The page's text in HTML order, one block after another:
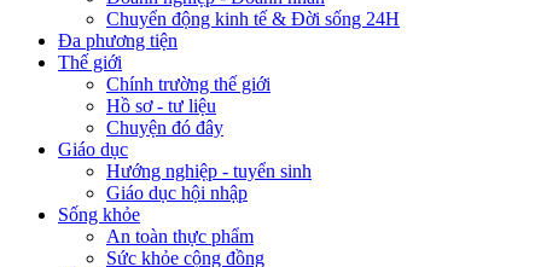
Chuyển động kinh tế & Đời sống 24H
Đa phương tiện
Thế giới
Chính trường thế giới
Hồ sơ - tư liệu
Chuyện đó đây
Giáo dục
Hướng nghiệp - tuyển sinh
Giáo dục hội nhập
Sống khỏe
An toàn thực phẩm
Sức khỏe cộng đồng